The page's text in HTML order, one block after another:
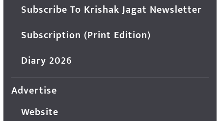
Subscribe To Krishak Jagat Newsletter
Subscription (Print Edition)
Diary 2026
Advertise
Website